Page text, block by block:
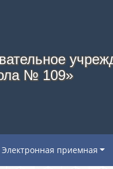
№ 109»
Электронная приемная